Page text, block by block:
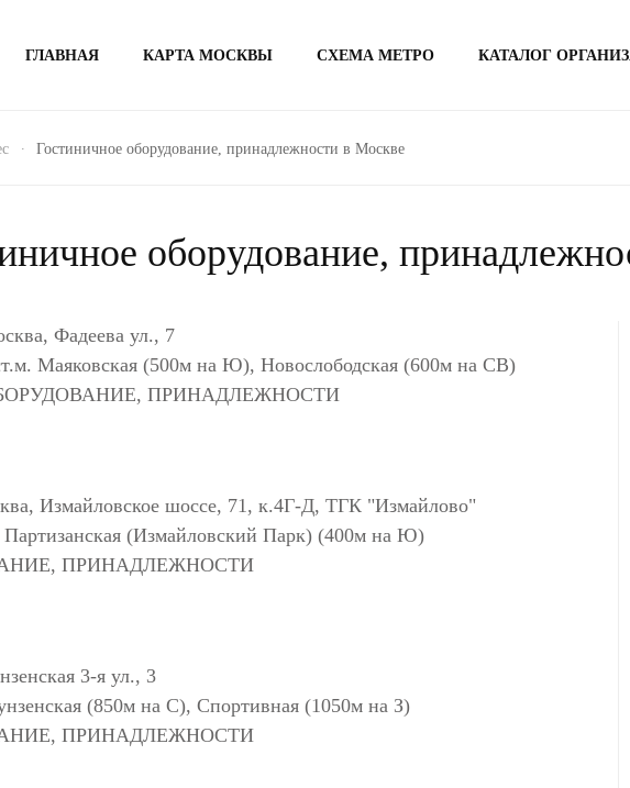
ГЛАВНАЯ КАРТА МОСКВЫ СХЕМА МЕТРО КАТАЛОГ
Гостиничное оборудование, принадлежности в Москве
оборудование,
Фадеева ул., 7
Маяковская (500м на Ю), Новослободская (600м на СВ)
ПРИНАДЛЕЖНОСТИ
Измайловское шоссе, 71, к.4Г-Д, ТГК "Измайлово"
(Измайловский Парк) (400м на Ю)
ПРИНАДЛЕЖНОСТИ
3-я ул., 3
(850м на С), Спортивная (1050м на З)
ПРИНАДЛЕЖНОСТИ